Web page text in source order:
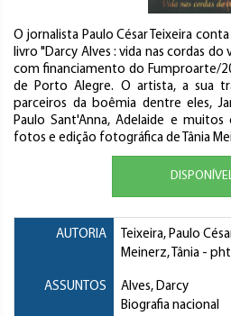
O jornalista Paulo César Teixeira
livro "Darcy Alves : vida nas cordas
com financiamento do Fumproarte/
de Porto Alegre. O artista, a sua
parceiros da boêmia dentre eles,
Paulo Sant'Anna, Adelaide e
fotos e edição fotográfica de Tânia
AUTORIA Teixeira, Paulo
Meinerz, Tânia - pht
ASSUNTOS
Alves, Darcy
Biografia nacional